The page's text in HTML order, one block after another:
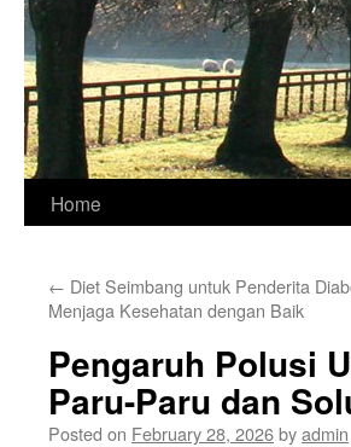
Home
← Diet Seimbang untuk Penderita
Menjaga Kesehatan dengan Baik
Pengaruh Polusi
Paru-Paru dan
Posted on February 28, 2026byadmin